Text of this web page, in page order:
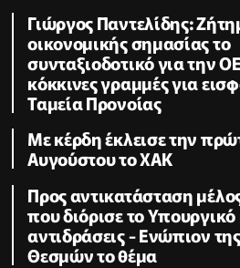
Γιώργος Παντελίδης:
οικονομικής σημασίας το
συνταξιοδοτικό για την
κόκκινες γραμμές για
Ταμεία Προνοίας
Με κέρδη έκλεισε την
Αυγούστου το ΧΑΚ
Προς αντικατάσταση
που διόρισε το
αντιδράσεις - Ενώπιον
Θεσμών το θέμα